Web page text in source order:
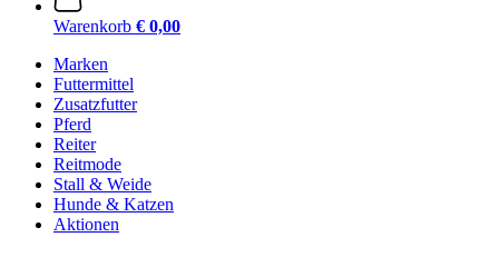
Warenkorb € 0,00
Marken
Futtermittel
Zusatzfutter
Pferd
Reiter
Reitmode
Stall & Weide
Hunde & Katzen
Aktionen